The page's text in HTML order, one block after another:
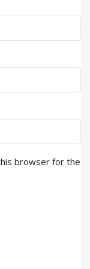
browser for the